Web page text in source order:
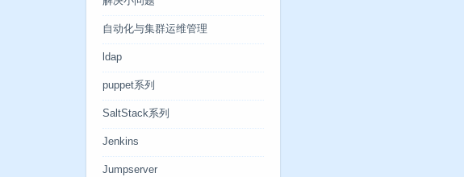
自动化与集群运维管理
ldap
puppet系列
SaltStack系列
Jenkins
Jumpserver